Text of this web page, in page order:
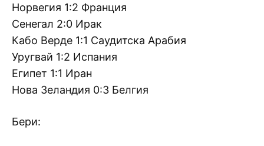
Норвегия 1:2 Франция
Сенегал 2:0 Ирак
Кабо Верде 1:1 Саудитска Арабия
Уругвай 1:2 Испания
Египет 1:1 Иран
Нова Зеландия 0:3 Белгия
Бери: